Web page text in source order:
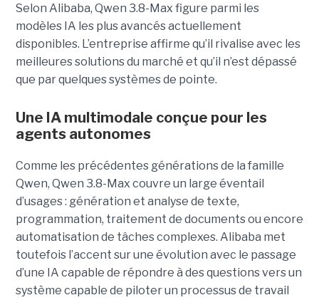
Selon Alibaba, Qwen 3.8-Max figure parmi les
modèles IA les plus avancés actuellement
disponibles. L’entreprise affirme qu’il rivalise avec les
meilleures solutions du marché et qu’il n’est dépassé
que par quelques systèmes de pointe.
Une IA multimodale conçue pour les
agents autonomes
Comme les précédentes générations de la famille
Qwen, Qwen 3.8-Max couvre un large éventail
d’usages : génération et analyse de texte,
programmation, traitement de documents ou encore
automatisation de tâches complexes. Alibaba met
toutefois l’accent sur une évolution avec le passage
d’une IA capable de répondre à des questions vers un
système capable de piloter un processus de travail